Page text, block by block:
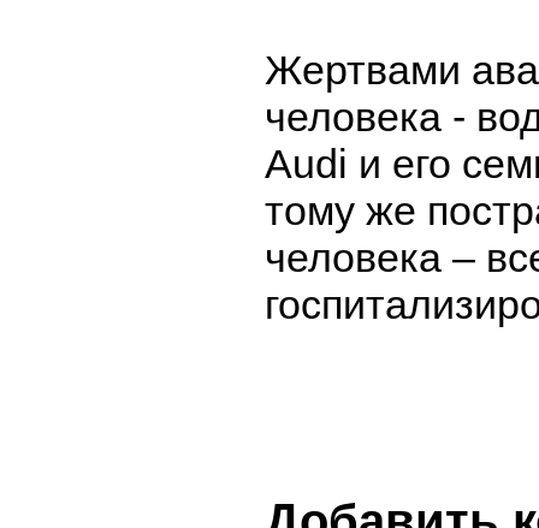
Жертвами
человека -
Audi и его
тому же
человека –